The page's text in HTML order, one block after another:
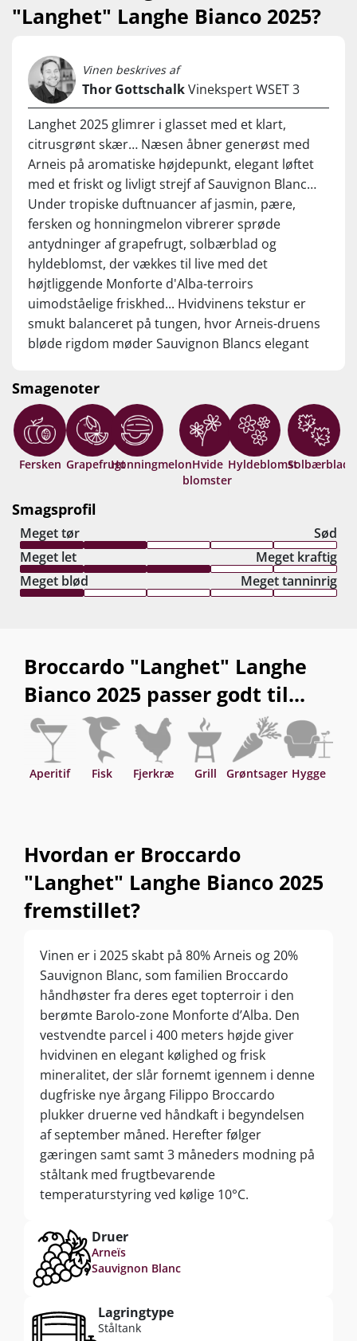
både frisk syre, en væver krop og fløjlsblød
benet, bare vældigt flot skruet sammen. Pris:
104,95 kr. v/ 6 fl.| Forhandler: Supervin
"Langhet" Langhe Bianco 2025?
Vinen beskrives af
Thor GottschalkVinekspert WSET 3
Langhet 2025 glimrer i glasset med et klart,
citrusgrønt skær… Næsen åbner generøst med
Arneis på aromatiske højdepunkt, elegant løftet
med et friskt og livligt strejf af Sauvignon Blanc…
Under tropiske duftnuancer af jasmin, pære,
fersken og honningmelon vibrerer sprøde
antydninger af grapefrugt, solbærblad og
hyldeblomst, der vækkes til live med det
højtliggende Monforte d'Alba-terroirs
uimodståelige friskhed... Hvidvinens tekstur er
smukt balanceret på tungen, hvor Arneis-druens
bløde rigdom møder Sauvignon Blancs elegant
autentiske smagsoplevelse kulminerer i en lang
og elegant mundrensende finish med et hav af
fine, delikate nuancer… En Piemonte-prisbasker
der oser af premiumkvalitet! Drik nu, eller gem 4-6
år fra høståret.
Smagenoter
Fersken GrapefrugtHonningmelonHvide
blomster
HyldeblomstSolbærblad
Smagsprofil
Meget tør
Sød
Meget let
Meget kraftig
Meget blød
Meget tanninrig
Broccardo "Langhet" Langhe
Bianco 2025 passer godt til...
Aperitif Fisk Fjerkræ Grill Grøntsager Hygge
Hvordan er Broccardo
"Langhet" Langhe Bianco 2025
fremstillet?
Vinen er i 2025 skabt på 80% Arneis og 20%
Sauvignon Blanc, som familien Broccardo
håndhøster fra deres eget topterroir i den
berømte Barolo-zone Monforte d’Alba. Den
vestvendte parcel i 400 meters højde giver
hvidvinen en elegant kølighed og frisk
mineralitet, der slår fornemt igennem i denne
dugfriske nye årgang Filippo Broccardo
plukker druerne ved håndkaft i begyndelsen
af september måned. Herefter følger
gæringen samt samt 3 måneders modning på
ståltank med frugtbevarende
temperaturstyring ved kølige 10°C.
Druer
Arneïs
Sauvignon Blanc
Lagringtype
Ståltank